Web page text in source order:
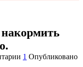
1 Опубликовано